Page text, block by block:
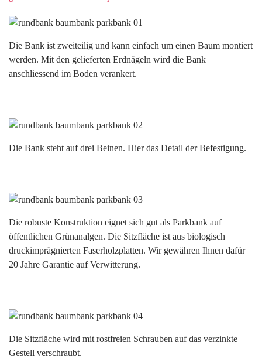
Die Bank ist zweiteilig und kann einfach um einen Baum montiert
werden. Mit den gelieferten Erdnägeln wird die Bank
anschliessend im Boden verankert.
Die Bank steht auf drei Beinen. Hier das Detail der Befestigung.
Die robuste Konstruktion eignet sich gut als Parkbank auf
öffentlichen Grünanalgen. Die Sitzfläche ist aus biologisch
druckimprägnierten Faserholzplatten. Wir gewähren Ihnen dafür
20 Jahre Garantie auf Verwitterung.
Die Sitzfläche wird mit rostfreien Schrauben auf das verzinkte
Gestell verschraubt.